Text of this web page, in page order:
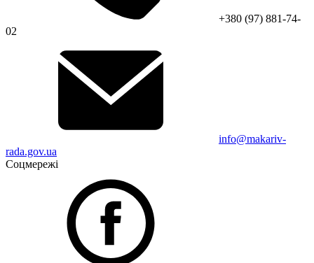
+380 (97) 881-74-
02
info@makariv-
rada.gov.ua
Соцмережі